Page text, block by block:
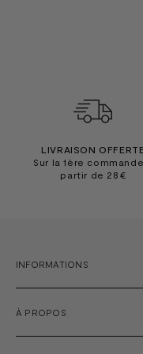
LIVRAISON OFFERTE
Sur la 1ère
partir de 28€
INFORMATIONS
À PROPOS